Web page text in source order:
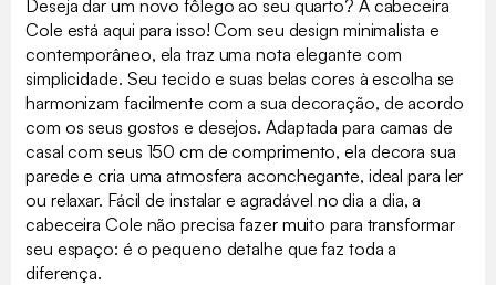
Deseja dar um novo fôlego ao seu quarto? A cabeceira
Cole está aqui para isso! Com seu design minimalista e
contemporâneo, ela traz uma nota elegante com
simplicidade. Seu tecido e suas belas cores à escolha se
harmonizam facilmente com a sua decoração, de acordo
com os seus gostos e desejos. Adaptada para camas de
casal com seus 150 cm de comprimento, ela decora sua
parede e cria uma atmosfera aconchegante, ideal para ler
ou relaxar. Fácil de instalar e agradável no dia a dia, a
cabeceira Cole não precisa fazer muito para transformar
seu espaço: é o pequeno detalhe que faz toda a
diferença.